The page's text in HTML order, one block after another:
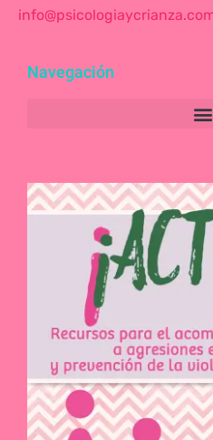
Navegación